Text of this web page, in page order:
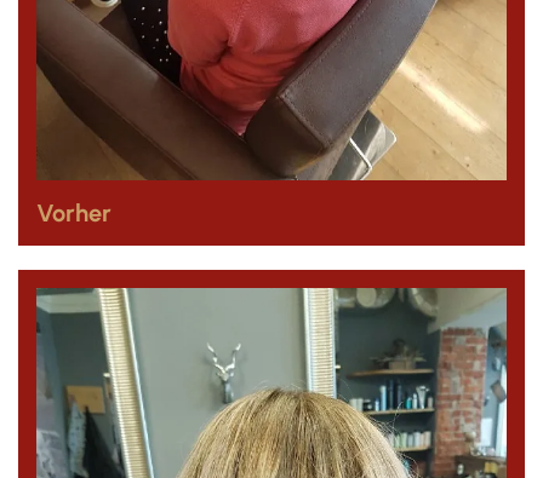
Vorher